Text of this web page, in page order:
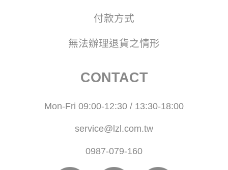
付款方式
無法辦理退貨之情形
CONTACT
Mon-Fri 09:00-12:30 / 13:30-18:00
service@lzl.com.tw
0987-079-160